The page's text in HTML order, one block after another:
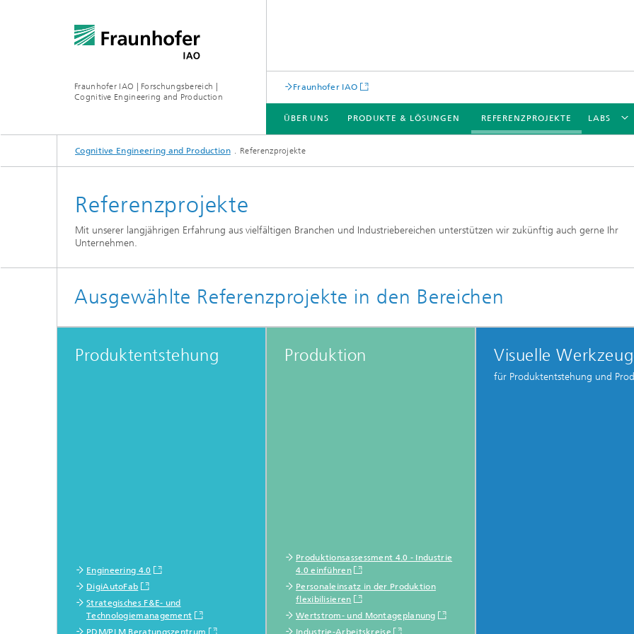
Fraunhofer IAO | Forschungsbereich |
Cognitive Engineering and Production
Fraunhofer IAO
ÜBER UNS PRODUKTE & LÖSUNGEN REFERENZPROJEKTE LABS
LABS
FORSCHUNG
Cognitive Engineering and Production Referenzprojekte
Referenzprojekte
Mit unserer langjährigen Erfahrung aus vielfältigen Branchen und Industriebereichen unterstützen wir zukünftig auch gerne Ihr
Unternehmen.
Ausgewählte Referenzprojekte in den Bereichen
Produktentstehung
Engineering 4.0
DigiAutoFab
Strategisches F&E- und
Technologiemanagement
PDM/PLM Beratungszentrum
Produktion
Produktionsassessment 4.0 - Industrie
4.0 einführen
Personaleinsatz in der Produktion
flexibilisieren
Wertstrom- und Montageplanung
Industrie-Arbeitskreise
Visuelle
für Produktentstehung und